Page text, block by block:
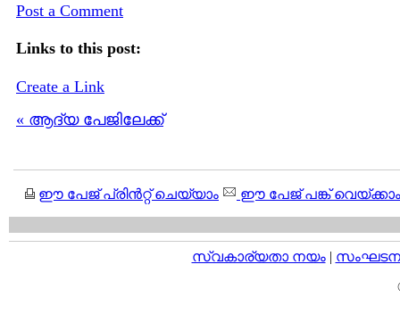
Post a Comment
Links to this post:
Create a Link
« ആദ്യ പേജിലേക്ക്
ഈ പേജ് പ്രിന്‍റ്റ് ചെയ്യാം ഈ പേജ് പങ്ക് വെയ്ക്കാം
സ്വകാര്യതാ നയം|